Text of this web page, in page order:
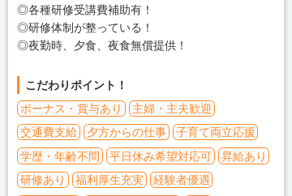
◎各種研修受講費補助有！
◎研修体制が整っている！
◎夜勤時、夕食、夜食無償提供！
こだわりポイント！
ボーナス・賞与あり
主婦・主夫歓迎
交通費支給
夕方からの仕事
子育て両立応援
学歴・年齢不問
平日休み希望対応可
昇給あり
研修あり
福利厚生充実
経験者優遇